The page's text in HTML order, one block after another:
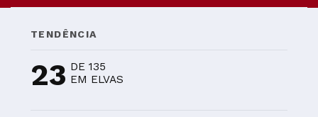
TENDÊNCIA
23 DE 135
EM ELVAS